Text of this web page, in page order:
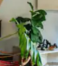
أو السحب.